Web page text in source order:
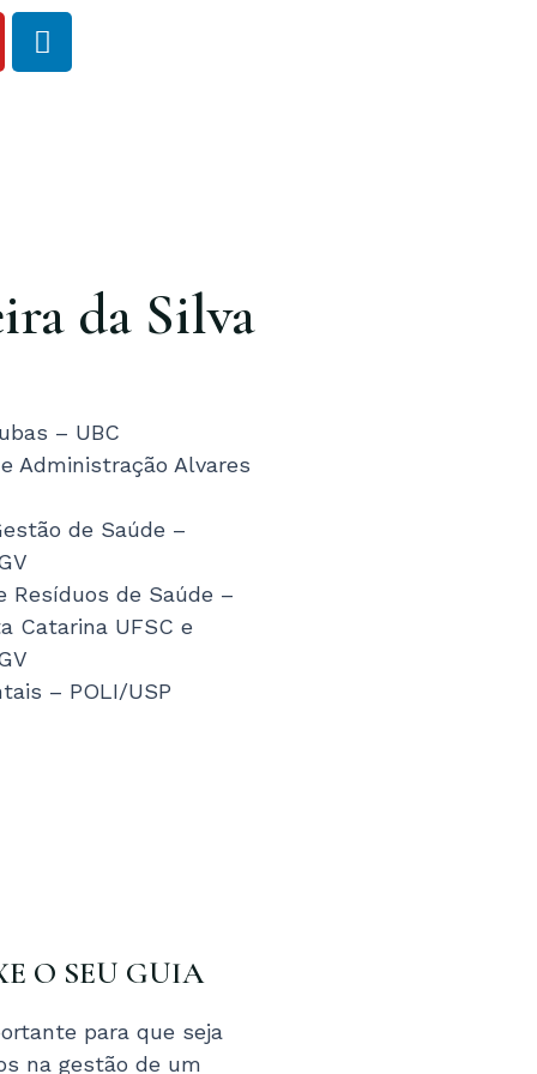
L
i
da Silva
– UBC
Administração Alvares
de Saúde –
Resíduos de Saúde –
Catarina UFSC e
– POLI/USP
O SEU GUIA
para que seja
na gestão de um